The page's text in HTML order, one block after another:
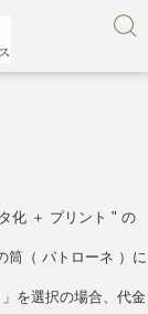
化 ＋ プリント " の
筒（ パトローネ ）に
を選択の場合、代金